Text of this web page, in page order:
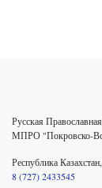
Русская
МПРО "Покровско-
Республика
8 (727) 2433545